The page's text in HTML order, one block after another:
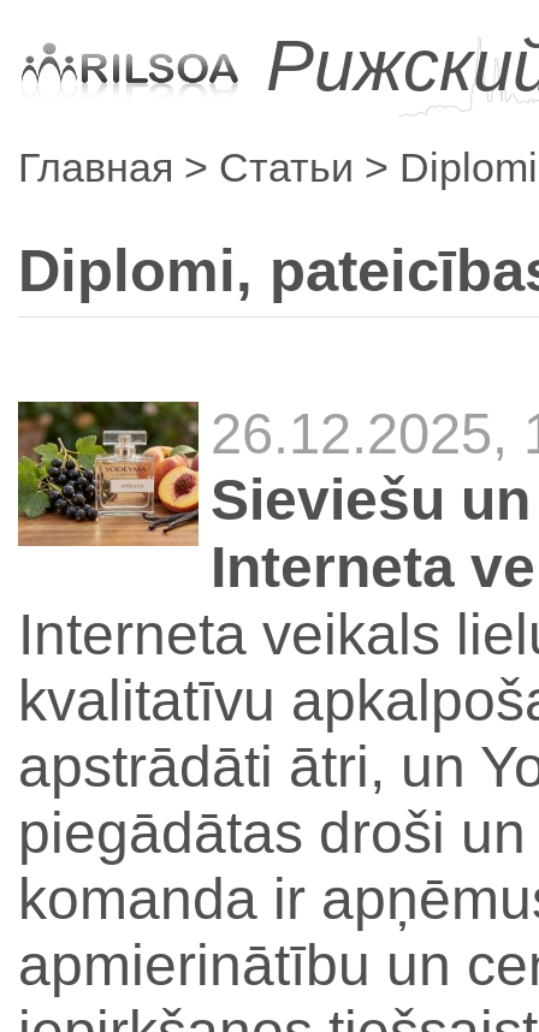
Главная Статьи
Diplomi,
26.12.2025,
Sieviešu
Interneta
Interneta veikals
kvalitatīvu
apstrādāti ātri, un
piegādātas droši
komanda ir
apmierinātību un